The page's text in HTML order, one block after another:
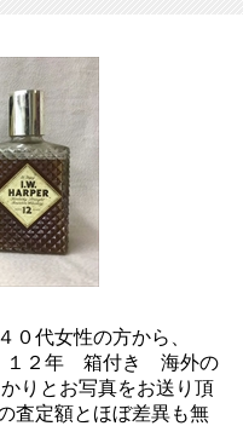
０代女性の方から、
１２年 箱付き 海外の
りとお写真をお送り頂
査定額とほぼ差異も無